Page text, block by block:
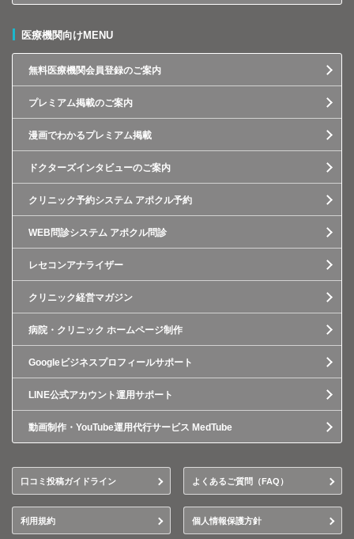
医療機関向けMENU
無料医療機関会員登録のご案内
プレミアム掲載のご案内
漫画でわかるプレミアム掲載
ドクターズインタビューのご案内
クリニック予約システム アポクル予約
WEB問診システム アポクル問診
レセコンアナライザー
クリニック経営マガジン
病院・クリニック ホームページ制作
Googleビジネスプロフィールサポート
LINE公式アカウント運用サポート
動画制作・YouTube運用代行サービス MedTube
口コミ投稿ガイドライン よくあるご質問（FAQ）
利用規約 個人情報保護方針